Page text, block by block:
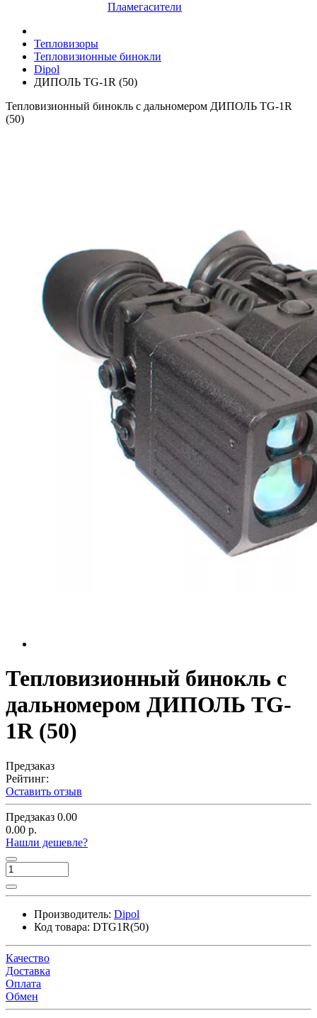
Пламегасители
Тепловизоры
Тепловизионные бинокли
Dipol
ДИПОЛЬ TG-1R (50)
Тепловизионный бинокль c дальномером ДИПОЛЬ TG-1R
(50)
Тепловизионный бинокль c
дальномером ДИПОЛЬ TG-
1R (50)
Предзаказ
Рейтинг:
Оставить отзыв
Предзаказ 0.00
0.00 р.
Нашли дешевле?
Производитель: Dipol
Код товара: DTG1R(50)
Качество
Доставка
Оплата
Обмен